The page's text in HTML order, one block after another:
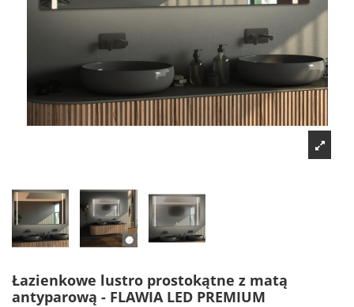
Łazienkowe lustro prostokątne z matą
antyparową - FLAWIA LED PREMIUM